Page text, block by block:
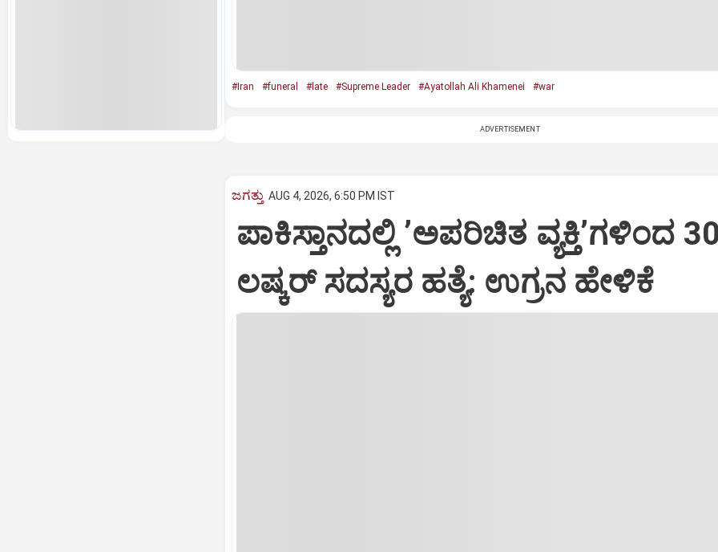
#Iran #funeral #late #Supreme Leader #Ayatollah Ali Khamenei #war
ADVERTISEMENT
ಜಗತ್ತು AUG 4, 2026, 6:50 PM IST
ಪಾಕಿಸ್ತಾನದಲ್ಲಿ ʼಅಪರಿಚಿತ ವ್ಯಕ್ತಿʼಗಳಿಂದ
ಲಷ್ಕರ್‌ ಸದಸ್ಯರ ಹತ್ಯೆ: ಉಗ್ರನ ಹೇಳಿಕೆ